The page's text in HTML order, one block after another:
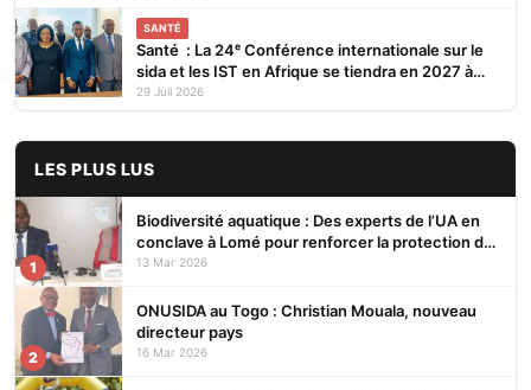
SANTÉ
Santé : La 24ᵉ Conférence internationale sur le
sida et les IST en Afrique se tiendra en 2027 à
Cotonou
29 Juil 2026
LES PLUS LUS
1
Biodiversité aquatique : Des experts de l’UA en
conclave à Lomé pour renforcer la protection des
écosystèmes
13 Mar 2026
2
ONUSIDA au Togo : Christian Mouala, nouveau
directeur pays
16 Mar 2026